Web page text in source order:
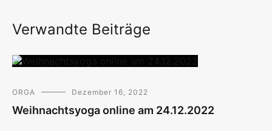
Verwandte Beiträge
ORGA Dezember 16, 2022
Weihnachtsyoga online am 24.12.2022